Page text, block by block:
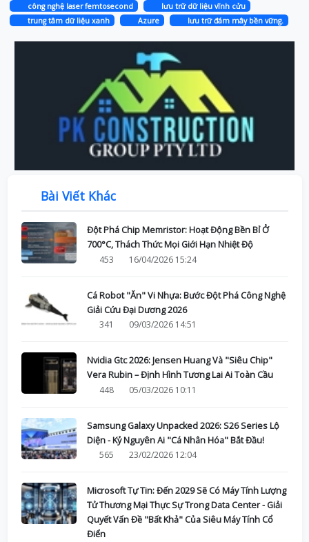
công nghệ laser femtosecond
lưu trữ dữ liệu vĩnh cửu
trung tâm dữ liệu xanh
Azure lưu trữ đám mây bền vững.
Bài Viết Khác
Đột Phá Chip Memristor: Hoạt Động Bền Bỉ Ở
700°C, Thách Thức Mọi Giới Hạn Nhiệt Độ
453
16/04/2026 15:24
Cá Robot "Ăn" Vi Nhựa: Bước Đột Phá Công Nghệ
Giải Cứu Đại Dương 2026
341
09/03/2026 14:51
Nvidia Gtc 2026: Jensen Huang Và "Siêu Chip"
Vera Rubin – Định Hình Tương Lai Ai Toàn Cầu
448
05/03/2026 10:11
Samsung Galaxy Unpacked 2026: S26 Series Lộ
Diện - Kỷ Nguyên Ai "Cá Nhân Hóa" Bắt Đầu!
565
23/02/2026 12:04
Microsoft Tự Tin: Đến 2029 Sẽ Có Máy Tính Lượng
Tử Thương Mại Thực Sự Trong Data Center - Giải
Quyết Vấn Đề "Bất Khả" Của Siêu Máy Tính Cổ
Điển